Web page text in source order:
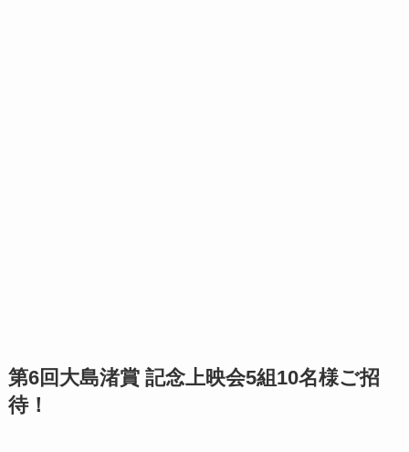
第6回大島渚賞 記念上映会5組10名様ご招
待！